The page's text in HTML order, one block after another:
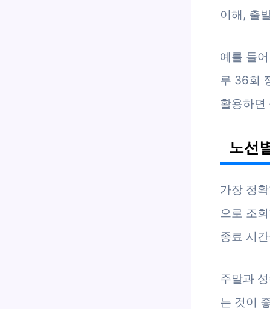
이해, 출
예를 들
루 36회
활용하면
노선
가장 정
으로 조
종료 시
주말과
는 것이